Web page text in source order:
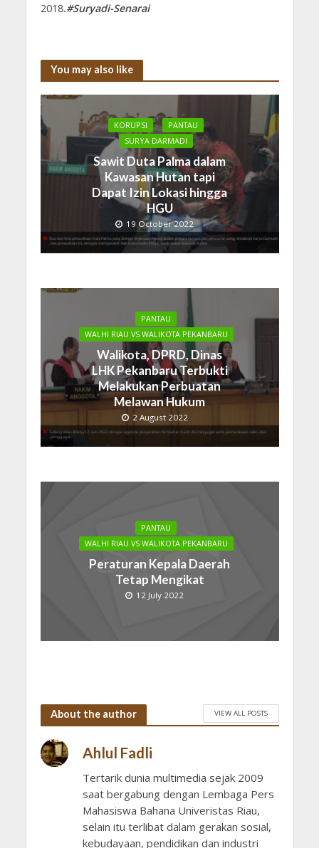
2018.#Suryadi-Senarai
You may also like
KORUPSI
PANTAU
SURYA DARMADI
Sawit Duta Palma dalam
Kawasan Hutan tapi
Dapat Izin Lokasi hingga
HGU
19 October 2022
PANTAU
WALHI RIAU VS WALIKOTA PEKANBARU
Walikota, DPRD, Dinas
LHK Pekanbaru Terbukti
Melakukan Perbuatan
Melawan Hukum
2 August 2022
PANTAU
WALHI RIAU VS WALIKOTA PEKANBARU
Peraturan Kepala Daerah
Tetap Mengikat
12 July 2022
About the author VIEW ALL POSTS
Ahlul Fadli
Tertarik dunia multimedia sejak 2009
saat bergabung dengan Lembaga Pers
Mahasiswa Bahana Univeristas Riau,
selain itu terlibat dalam gerakan sosial,
kebudayaan, pendidikan dan industri